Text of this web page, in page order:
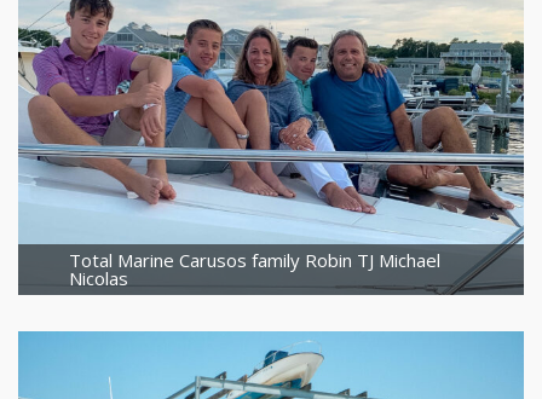
Total Marine Carusos family Robin TJ Michael
Nicolas